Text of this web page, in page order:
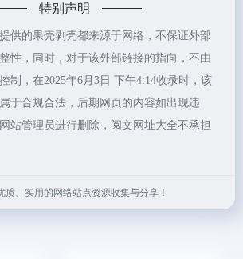
特别声明
供的果壳剥壳都来源于网络，不保证外部
性，同时，对于该外部链接的指向，不由
制，在2025年6月3日 下午4:14收录时，该
于合规合法，后期网页的内容如出现违
站管理员进行删除，阅文网址大全不承担
质、实用的网络站点资源收集与分享！